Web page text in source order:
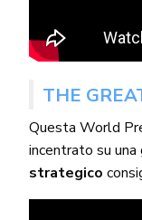
THE
Questa World
incentrato su una
strategico